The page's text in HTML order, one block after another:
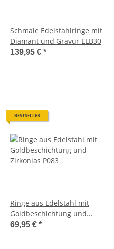
Schmale Edelstahlringe mit
Diamant und Gravur ELB30
139,95 € *
BESTSELLER
Ringe aus Edelstahl mit
Goldbeschichtung und
Zirkonias P083
69,95 € *